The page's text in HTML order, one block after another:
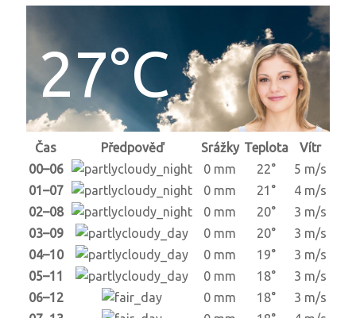
27°C
Čas Předpověď Srážky Teplota
Vítr
00–06
0 mm 22°
5 m/s
01–07
0 mm 21°
4 m/s
02–08
0 mm 20°
3 m/s
03–09
0 mm 20°
3 m/s
04–10
0 mm 19°
3 m/s
05–11
0 mm 18°
3 m/s
06–12
0 mm 18°
3 m/s